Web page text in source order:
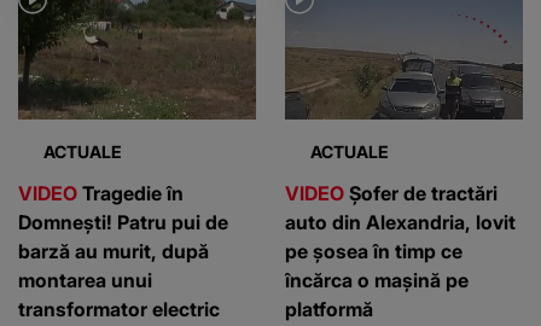
ACTUALE
VIDEO Tragedie în
Domnești! Patru pui de
barză au murit, după
montarea unui
transformator electric
ACTUALE
VIDEO Șofer de tractări
auto din Alexandria, lovit
pe șosea în timp ce
încărca o mașină pe
platformă